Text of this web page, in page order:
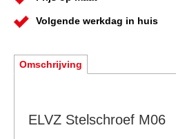
Volgende werkdag in huis
Omschrijving
ELVZ Stelschroef M06